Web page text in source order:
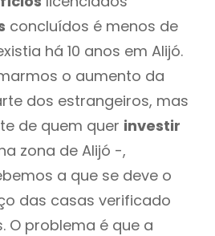
concluídos é menos de
há 10 anos em Alijó.
o aumento da
dos estrangeiros, mas
de quem quer investir
zona de Alijó -,
a que se deve o
das casas verificado
O problema é que a